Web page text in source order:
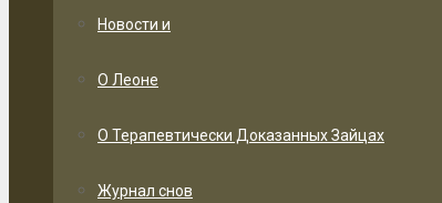
Новости и
О Леоне
О Терапевтически Доказанных Зайцах
Журнал снов